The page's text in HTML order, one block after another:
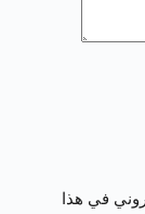
في هذا